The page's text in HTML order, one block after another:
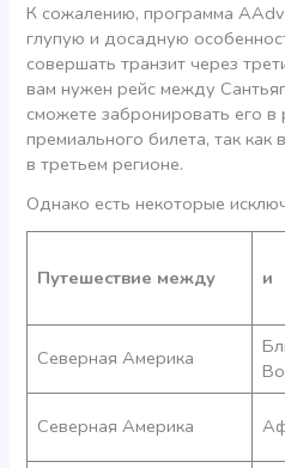
К сожалению, программа
глупую и досадную
совершать транзит через
вам нужен рейс между
сможете забронировать его в
премиального билета, так как
в третьем регионе.
Однако есть некоторые
Путешествие между и
Северная Америка
Северная Америка